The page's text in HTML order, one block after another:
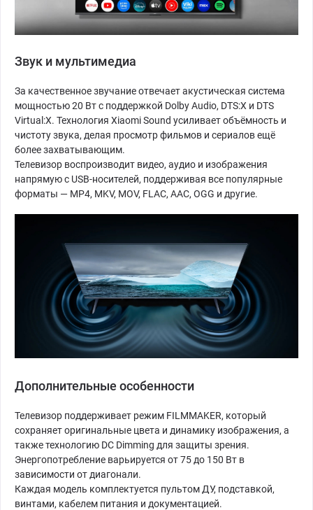
Звук и мультимедиа
За качественное звучание отвечает акустическая система
мощностью 20 Вт с поддержкой Dolby Audio, DTS:X и DTS
Virtual:X. Технология Xiaomi Sound усиливает объёмность и
чистоту звука, делая просмотр фильмов и сериалов ещё
более захватывающим.
Телевизор воспроизводит видео, аудио и изображения
напрямую с USB-носителей, поддерживая все популярные
форматы — MP4, MKV, MOV, FLAC, AAC, OGG и другие.
Дополнительные особенности
Телевизор поддерживает режим FILMMAKER, который
сохраняет оригинальные цвета и динамику изображения, а
также технологию DC Dimming для защиты зрения.
Энергопотребление варьируется от 75 до 150 Вт в
зависимости от диагонали.
Каждая модель комплектуется пультом ДУ, подставкой,
винтами, кабелем питания и документацией.